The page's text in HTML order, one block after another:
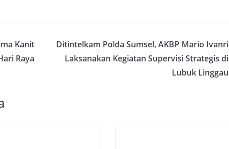
Kanit
Raya
Ditintelkam Polda Sumsel, AKBP Mario Ivanri
Laksanakan Kegiatan Supervisi Strategis di
Lubuk Linggau